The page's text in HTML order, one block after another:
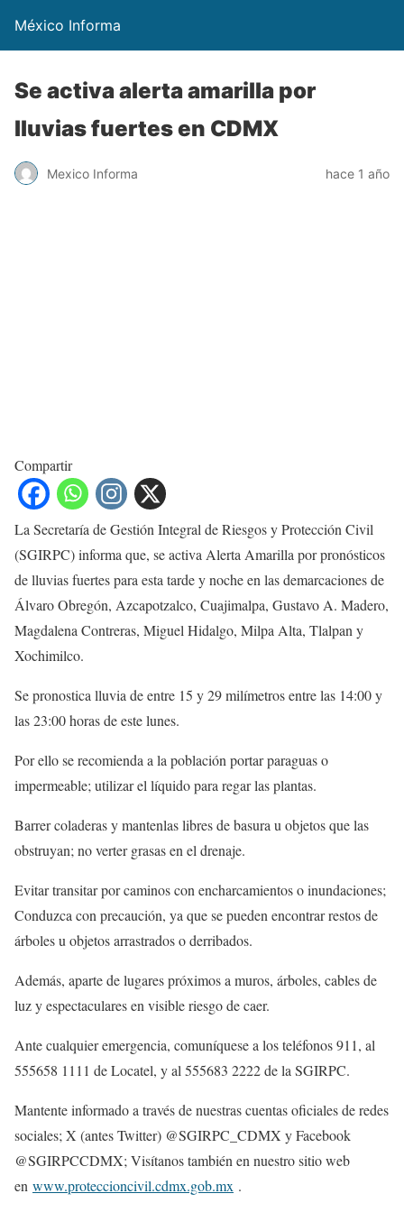
México Informa
Se activa alerta amarilla por
lluvias fuertes en CDMX
Mexico Informa hace 1 año
Compartir
La Secretaría de Gestión Integral de Riesgos y Protección Civil
(SGIRPC) informa que, se activa Alerta Amarilla por pronósticos
de lluvias fuertes para esta tarde y noche en las demarcaciones de
Álvaro Obregón, Azcapotzalco, Cuajimalpa, Gustavo A. Madero,
Magdalena Contreras, Miguel Hidalgo, Milpa Alta, Tlalpan y
Xochimilco.
Se pronostica lluvia de entre 15 y 29 milímetros entre las 14:00 y
las 23:00 horas de este lunes.
Por ello se recomienda a la población portar paraguas o
impermeable; utilizar el líquido para regar las plantas.
Barrer coladeras y mantenlas libres de basura u objetos que las
obstruyan; no verter grasas en el drenaje.
Evitar transitar por caminos con encharcamientos o inundaciones;
Conduzca con precaución, ya que se pueden encontrar restos de
árboles u objetos arrastrados o derribados.
Además, aparte de lugares próximos a muros, árboles, cables de
luz y espectaculares en visible riesgo de caer.
Ante cualquier emergencia, comuníquese a los teléfonos 911, al
555658 1111 de Locatel, y al 555683 2222 de la SGIRPC.
Mantente informado a través de nuestras cuentas oficiales de redes
sociales; X (antes Twitter) @SGIRPC_CDMX y Facebook
@SGIRPCCDMX; Visítanos también en nuestro sitio web
en www.proteccioncivil.cdmx.gob.mx .